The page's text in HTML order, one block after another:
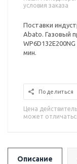
условия заказа
Поставки
Abato. Газовый
мин.
Поделиться
Цена
может
Описание